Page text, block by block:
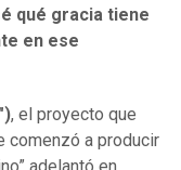
qué gracia tiene
en ese
, el proyecto que
comenzó a producir